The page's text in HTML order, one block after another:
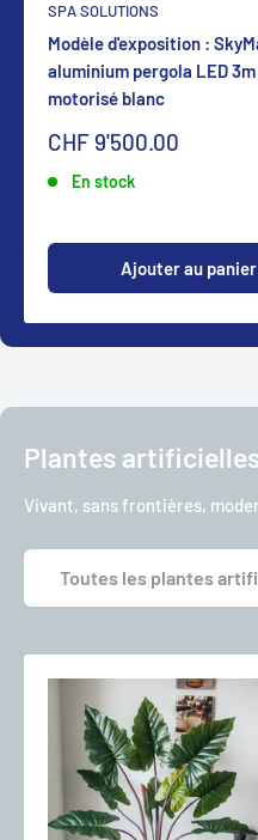
SPA SOLUTIONS
Modèle d'exposition :
aluminium pergola LED
motorisé blanc
Sonderpreis
CHF 9'500.00
En stock
Ajouter au panier
Plantes
Vivant, sans frontières,
Toutes les plantes